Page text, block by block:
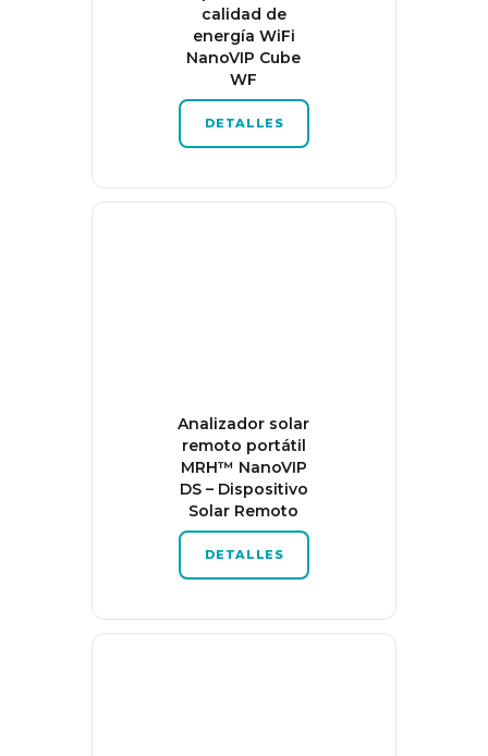
calidad de
energía WiFi
NanoVIP Cube
WF
DETALLES
Analizador solar
remoto portátil
MRH™ NanoVIP
DS – Dispositivo
Solar Remoto
DETALLES